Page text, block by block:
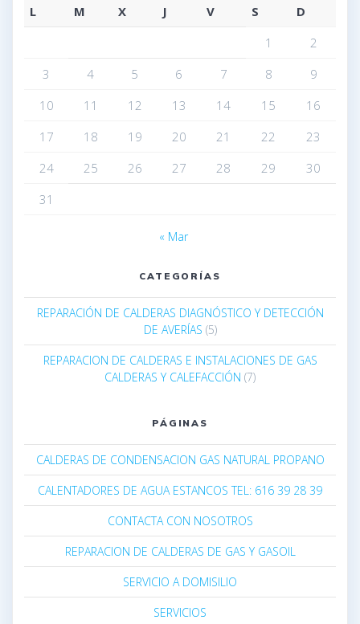
L M X J V S
D
1
2
3
4 5 6 7 8
9
10
11 12 13 14 15
16
17
18 19 20 21 22
23
24
25 26 27 28 29
30
31
« Mar
CATEGORÍAS
REPARACIÓN DE CALDERAS DIAGNÓSTICO Y DETECCIÓN
DE AVERÍAS (5)
REPARACION DE CALDERAS E INSTALACIONES DE GAS
CALDERAS Y CALEFACCIÓN (7)
PÁGINAS
CALDERAS DE CONDENSACION GAS NATURAL PROPANO
CALENTADORES DE AGUA ESTANCOS TEL: 616 39 28 39
CONTACTA CON NOSOTROS
REPARACION DE CALDERAS DE GAS Y GASOIL
SERVICIO A DOMISILIO
SERVICIOS